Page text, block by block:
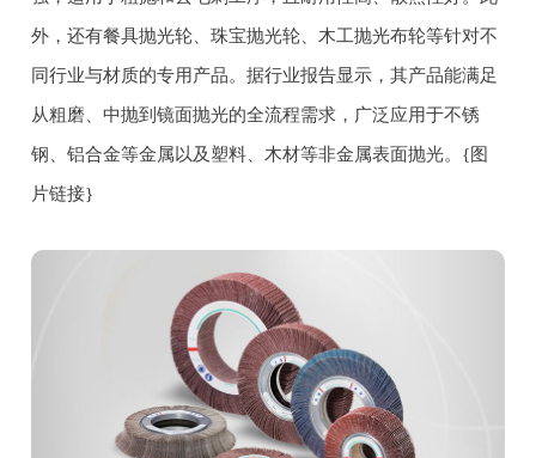
外，还有餐具抛光轮、珠宝抛光轮、木工抛光布轮等针对不
同行业与材质的专用产品。据行业报告显示，其产品能满足
从粗磨、中抛到镜面抛光的全流程需求，广泛应用于不锈
钢、铝合金等金属以及塑料、木材等非金属表面抛光。{图
片链接}